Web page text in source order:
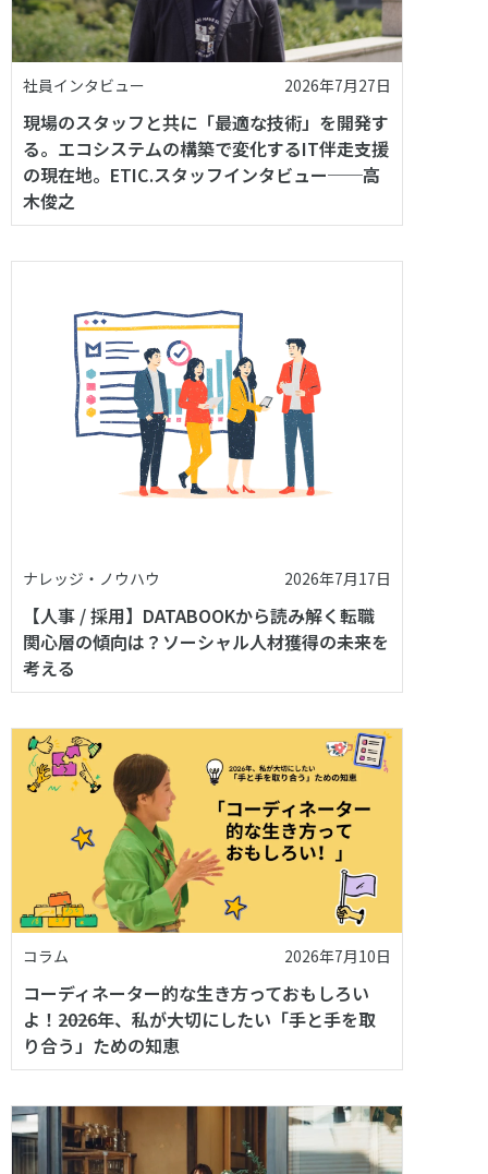
社員インタビュー 2026年7月27日
現場のスタッフと共に「最適な技術」を開発す
る。エコシステムの構築で変化するIT伴走支援
の現在地。ETIC.スタッフインタビュー──高
木俊之
ナレッジ・ノウハウ 2026年7月17日
【人事 / 採用】DATABOOKから読み解く転職
関心層の傾向は？ソーシャル人材獲得の未来を
考える
コラム 2026年7月10日
コーディネーター的な生き方っておもしろい
よ！――2026年、私が大切にしたい「手と手を取
り合う」ための知恵